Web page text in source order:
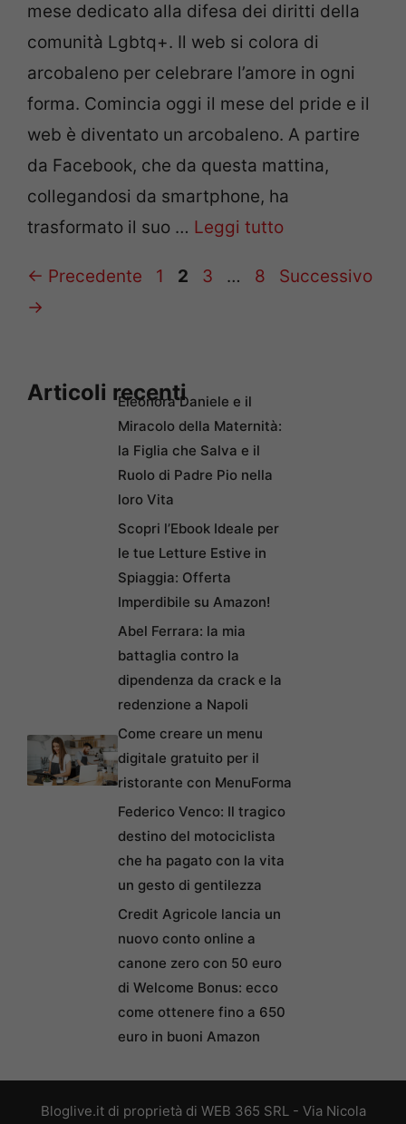
mese dedicato alla difesa dei diritti della
comunità Lgbtq+. Il web si colora di
arcobaleno per celebrare l’amore in ogni
forma. Comincia oggi il mese del pride e il
web è diventato un arcobaleno. A partire
da Facebook, che da questa mattina,
collegandosi da smartphone, ha
trasformato il suo … Leggi tutto
← Precedente Pagina
1 Pagina
2 Pagina
3 … Pagina
8
Successivo
→
Articoli recentiEleonora Daniele e il
Miracolo della Maternità:
la Figlia che Salva e il
Ruolo di Padre Pio nella
loro Vita
Scopri l’Ebook Ideale per
le tue Letture Estive in
Spiaggia: Offerta
Imperdibile su Amazon!
Abel Ferrara: la mia
battaglia contro la
dipendenza da crack e la
redenzione a Napoli
Come creare un menu
digitale gratuito per il
ristorante con MenuForma
Federico Venco: Il tragico
destino del motociclista
che ha pagato con la vita
un gesto di gentilezza
Credit Agricole lancia un
nuovo conto online a
canone zero con 50 euro
di Welcome Bonus: ecco
come ottenere fino a 650
euro in buoni Amazon
Bloglive.it di proprietà di WEB 365 SRL - Via Nicola